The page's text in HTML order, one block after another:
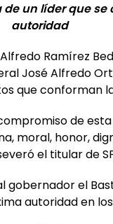
de un líder que
autoridad
Ramírez
José Alfredo
que conforman
de
moral, honor,
el titular de
gobernador el
autoridad en